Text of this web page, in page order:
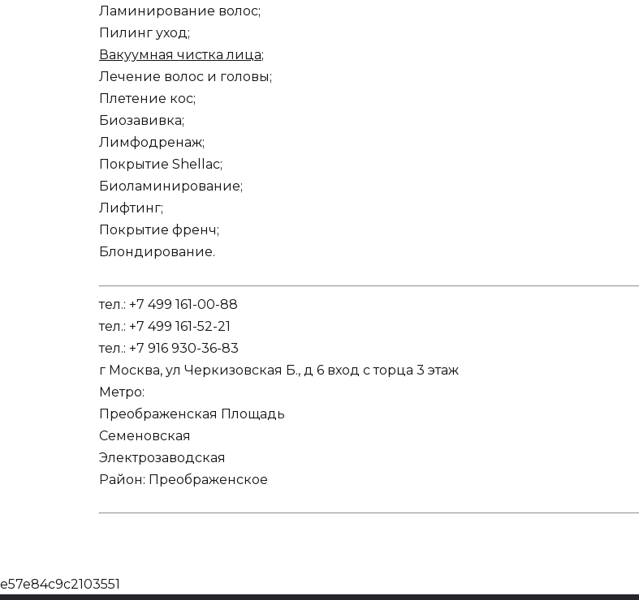
Ламинирование волос;
Пилинг уход;
Вакуумная чистка лица;
Лечение волос и головы;
Плетение кос;
Биозавивка;
Лимфодренаж;
Покрытие Shellac;
Биоламинирование;
Лифтинг;
Покрытие френч;
Блондирование.
тел.: +7 499 161-00-88
тел.: +7 499 161-52-21
тел.: +7 916 930-36-83
г Москва, ул Черкизовская Б., д 6 вход с торца 3 этаж
Метро:
Преображенская Площадь
Семеновская
Электрозаводская
Район: Преображенское
e57e84c9c2103551